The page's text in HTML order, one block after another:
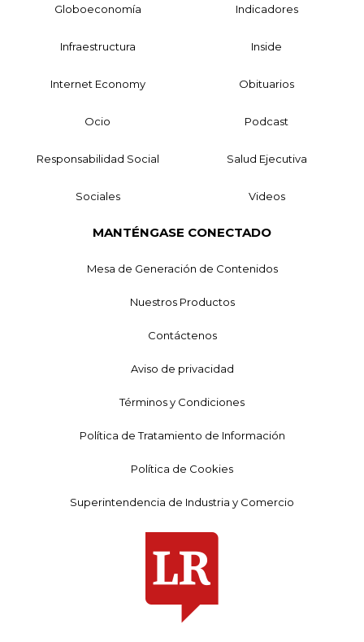
Globoeconomía Indicadores
Infraestructura Inside
Internet Economy Obituarios
Ocio Podcast
Responsabilidad Social Salud Ejecutiva
Sociales Videos
MANTÉNGASE CONECTADO
Mesa de Generación de Contenidos
Nuestros Productos
Contáctenos
Aviso de privacidad
Términos y Condiciones
Política de Tratamiento de Información
Política de Cookies
Superintendencia de Industria y Comercio